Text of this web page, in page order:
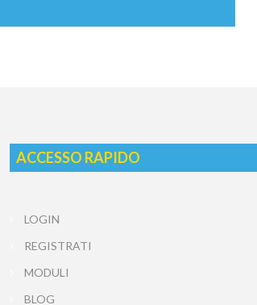
ACCESSO RAPIDO
LOGIN
REGISTRATI
MODULI
BLOG